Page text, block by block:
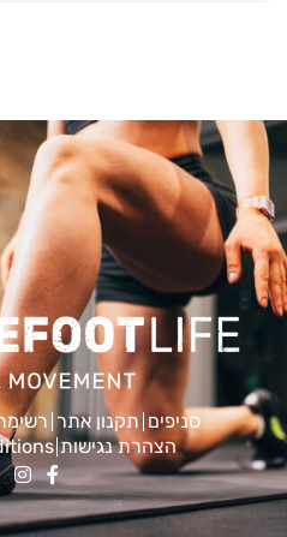
סניפים תקנון אתר
הצהרת נגישות